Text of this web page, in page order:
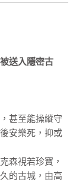
送入隱密古
甚至能操縱守
安樂死，抑或
森視若珍寶，
的古城，由高